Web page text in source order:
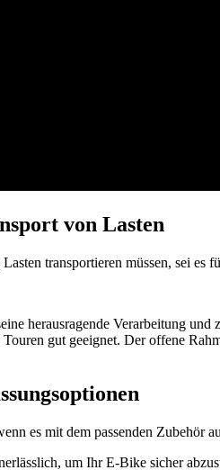
von Lasten
transportieren müssen, sei es
herausragende Verarbeitung
gut geeignet. Der offene
es mit dem passenden Zubehör
um Ihr E-Bike sicher